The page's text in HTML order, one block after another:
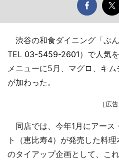
渋谷の和食ダイニング「ぷ
TEL 03-5459-2601）で人気
メニューに5月、マグロ、キ
が加わった。
［広告
同店では、今年1月にアース
ト（恵比寿4）が発売した料
のタイアップ企画として、こ